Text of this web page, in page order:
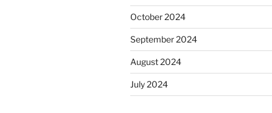
October 2024
September 2024
August 2024
July 2024